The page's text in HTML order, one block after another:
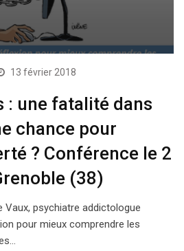
13 février 2018
: une fatalité dans
chance pour
? Conférence le 2
(38)
Vaux, psychiatre addictologue
pour mieux comprendre les